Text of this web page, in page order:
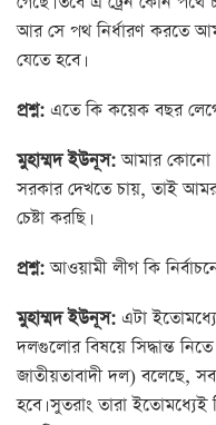
আর সে পথ নির্ধারণ করতে
যেতে হবে।
প্রশ্ন: এতে কি কয়েক বছর
মুহাম্মদ ইউনূস:আমার কোনো
সরকার দেখতে চায়, তাই
চেষ্টা করছি।
প্রশ্ন:আওয়ামী লীগ কি
মুহাম্মদ ইউনূস: এটা
দলগুলোর বিষয়ে সিদ্ধান্ত
জাতীয়তাবাদী দল) বলেছে,
হবে। সুতরাং তারা ইতোমধ্যেই